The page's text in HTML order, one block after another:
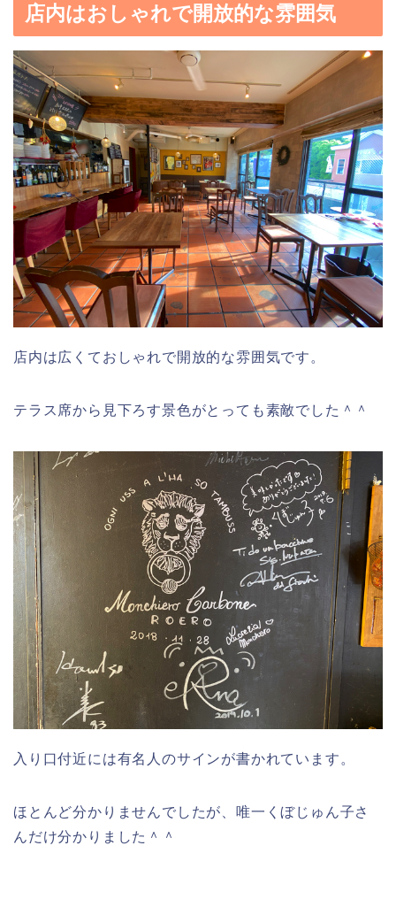
店内はおしゃれで開放的な雰囲気
店内は広くておしゃれで開放的な雰囲気です。
テラス席から見下ろす景色がとっても素敵でした＾＾
入り口付近には有名人のサインが書かれています。
ほとんど分かりませんでしたが、唯一くぼじゅん子さ
んだけ分かりました＾＾